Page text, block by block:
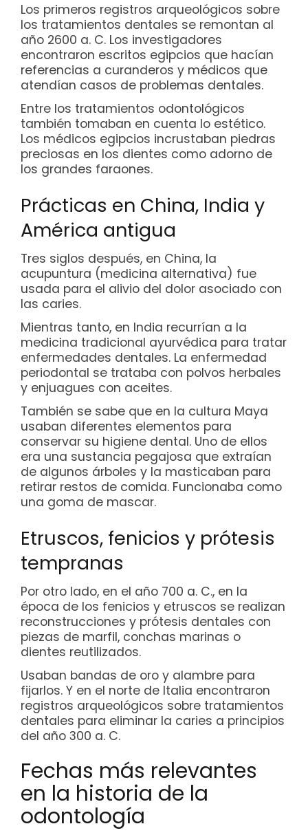
Los primeros registros arqueológicos sobre
los tratamientos dentales se remontan al
año 2600 a. C. Los investigadores
encontraron escritos egipcios que hacían
referencias a curanderos y médicos que
atendían casos de problemas dentales.
Entre los tratamientos odontológicos
también tomaban en cuenta lo estético.
Los médicos egipcios incrustaban piedras
preciosas en los dientes como adorno de
los grandes faraones.
Prácticas en China, India y
América antigua
Tres siglos después, en China, la
acupuntura (medicina alternativa) fue
usada para el alivio del dolor asociado con
las caries.
Mientras tanto, en India recurrían a la
medicina tradicional ayurvédica para tratar
enfermedades dentales. La enfermedad
periodontal se trataba con polvos herbales
y enjuagues con aceites.
También se sabe que en la cultura Maya
usaban diferentes elementos para
conservar su higiene dental. Uno de ellos
era una sustancia pegajosa que extraían
de algunos árboles y la masticaban para
retirar restos de comida. Funcionaba como
una goma de mascar.
Etruscos, fenicios y prótesis
tempranas
Por otro lado, en el año 700 a. C., en la
época de los fenicios y etruscos se realizan
reconstrucciones y prótesis dentales con
piezas de marfil, conchas marinas o
dientes reutilizados.
Usaban bandas de oro y alambre para
fijarlos. Y en el norte de Italia encontraron
registros arqueológicos sobre tratamientos
dentales para eliminar la caries a principios
del año 300 a. C.
Fechas más relevantes
en la historia de la
odontología